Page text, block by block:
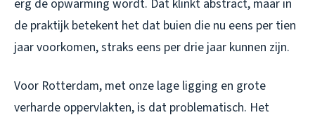
erg de opwarming wordt. Dat klinkt abstract, maar in
de praktijk betekent het dat buien die nu eens per tien
jaar voorkomen, straks eens per drie jaar kunnen zijn.
Voor Rotterdam, met onze lage ligging en grote
verharde oppervlakten, is dat problematisch. Het